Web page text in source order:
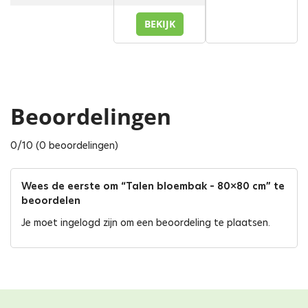
BEKIJK
Beoordelingen
0/10 (0 beoordelingen)
Wees de eerste om “Talen bloembak – 80×80 cm” te
beoordelen
Je moet ingelogd zijn om een beoordeling te plaatsen.